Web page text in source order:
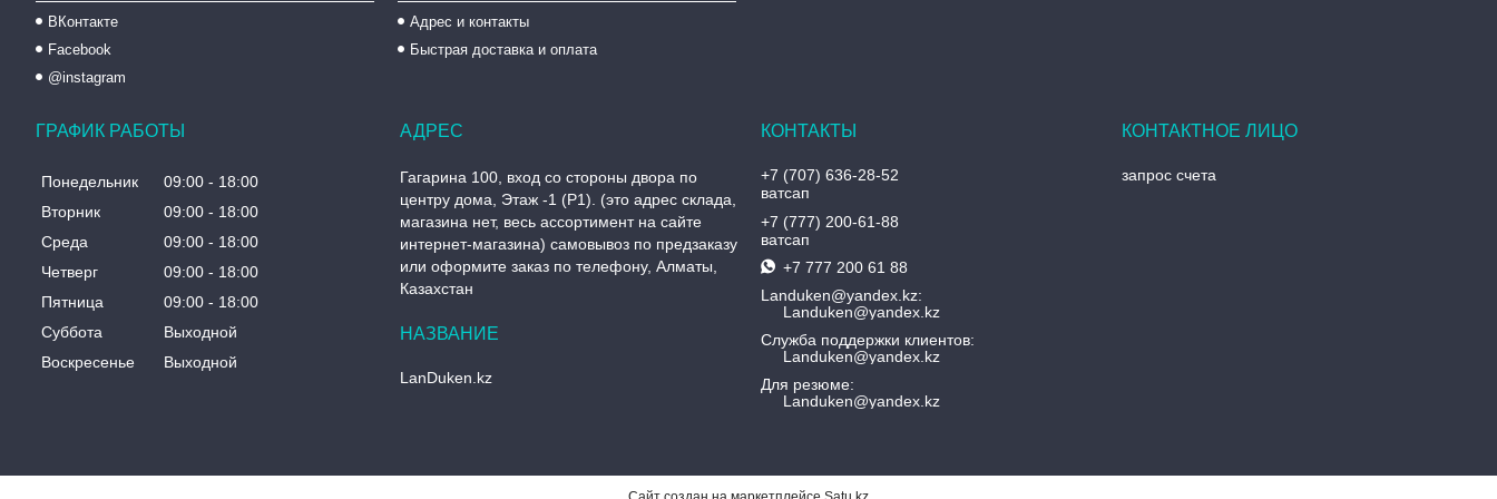
ВКонтакте
Facebook
@instagram
Адрес и контакты
Быстрая доставка и оплата
ГРАФИК РАБОТЫ
Понедельник 09:00
18:00
Вторник
09:00
18:00
Среда
09:00
18:00
Четверг
09:00
18:00
Пятница
09:00
18:00
Суббота
Выходной
Воскресенье
Выходной
Гагарина 100, вход со стороны двора по
центру дома, Этаж -1 (P1). (это адрес склада,
магазина нет, весь ассортимент на сайте
интернет-магазина) самовывоз по предзаказу
или оформите заказ по телефону, Алматы,
Казахстан
LanDuken.kz
+7 (707) 636-28-52
ватсап
+7 (777) 200-61-88
ватсап
+7 777 200 61 88
Landuken@yandex.kz
Landuken@yandex.kz
Служба поддержки клиентов
Landuken@yandex.kz
Для резюме
Landuken@yandex.kz
запрос счета